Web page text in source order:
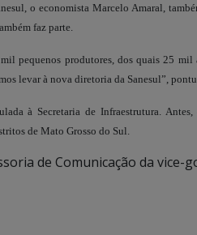
o economista Marcelo Amaral,
faz parte.
produtores, dos quais 25 mil
levar à nova diretoria da Sanesul”,
à Secretaria de Infraestrutura. Antes,
de Mato Grosso do Sul.
de Comunicação da vice-